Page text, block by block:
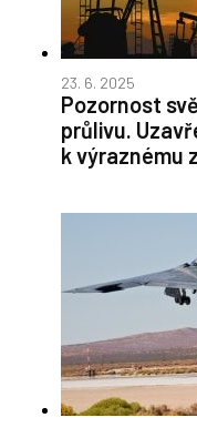
23. 6. 2025
Pozornost
průlivu.
k výraznému